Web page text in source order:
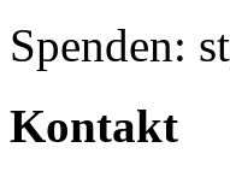
Spenden:
Kontakt